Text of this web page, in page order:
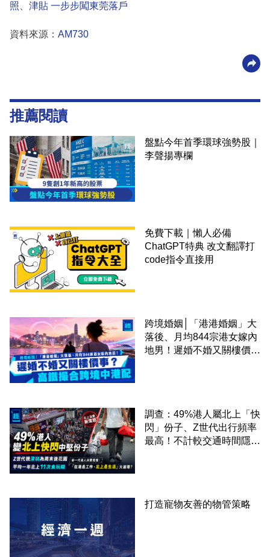
照、津貼 一步步闖東莞落戶
資料來源： AM730
推薦閱讀
盤點今年首季環球強勢股｜
李聲揚專欄
免費下載｜懶人必備
ChatGPT特典 改文翻譯打
code指令直接用
跨境婚姻│「港港婚姻」大
落後、月均844宗港女嫁內
地男！遲婚不婚又關樓價
調查：49%港人屬北上「快
閃」份子、Z世代出行頻率
最高！不計較交通時間隱形
打造寵物友善的物管策略